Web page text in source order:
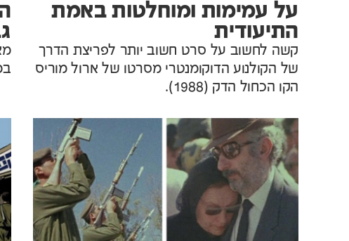
על עמימות ומוחלטות באמת
התיעודית
קשה לחשוב על סרט חשוב יותר לפריצת הדרך
של הקולנוע הדוקומנטרי מסרטו של ארול מוריס
הקו הכחול הדק (1988).